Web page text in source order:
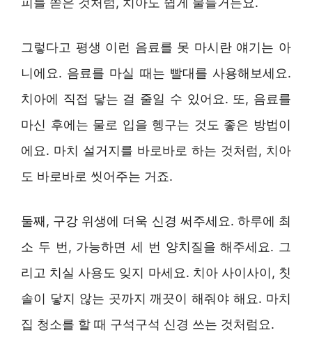
그렇다고 평생 이런 음료를 못 마시란 얘기는 아
니에요. 음료를 마실 때는 빨대를 사용해보세요.
치아에 직접 닿는 걸 줄일 수 있어요. 또, 음료를
마신 후에는 물로 입을 헹구는 것도 좋은 방법이
에요. 마치 설거지를 바로바로 하는 것처럼, 치아
도 바로바로 씻어주는 거죠.
둘째, 구강 위생에 더욱 신경 써주세요. 하루에 최
소 두 번, 가능하면 세 번 양치질을 해주세요. 그
리고 치실 사용도 잊지 마세요. 치아 사이사이, 칫
솔이 닿지 않는 곳까지 깨끗이 해줘야 해요. 마치
집 청소를 할 때 구석구석 신경 쓰는 것처럼요.